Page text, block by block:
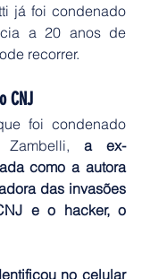
já foi condenado
a 20 anos de
recorrer.
CNJ
foi condenado
a ex-
como a autora
das invasões
e o hacker, o
no celular